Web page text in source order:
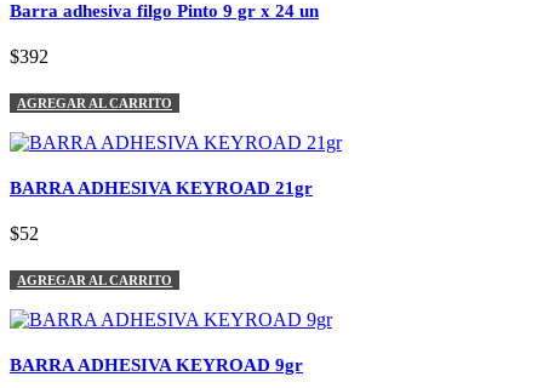
Barra adhesiva filgo Pinto 9 gr x 24 un
$392
AGREGAR AL CARRITO
BARRA ADHESIVA KEYROAD 21gr
$52
AGREGAR AL CARRITO
BARRA ADHESIVA KEYROAD 9gr